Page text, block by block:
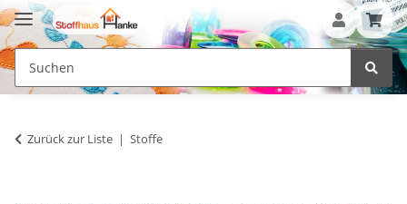
Zurück zur Liste Stoffe